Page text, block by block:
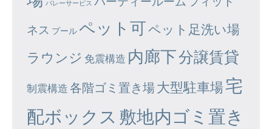
バレーサービス
ネス プール ペット可ペット足洗い場
ラウンジ 免震構造 内廊下分譲賃貸
制震構造 各階ゴミ置き場大型駐車場宅
配ボックス 敷地内ゴミ置き